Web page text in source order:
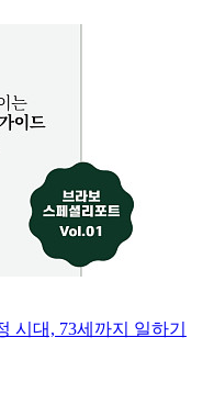
시대, 73세까지 일하기